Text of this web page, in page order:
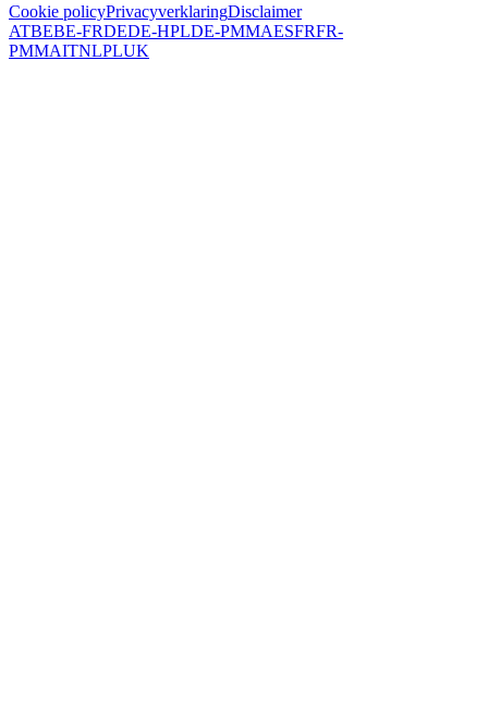
Cookie policyPrivacyverklaringDisclaimer
ATBEBE-FRDEDE-HPLDE-PMMAESFRFR-
PMMAITNLPLUK